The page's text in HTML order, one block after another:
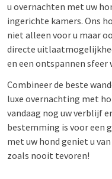
u overnachten met uw
ingerichte kamers. Ons
niet alleen voor u maar
directe
en een ontspannen sfeer
Combineer de beste
luxe overnachting met
vandaag nog uw verblijf
bestemming is voor een
met uw hond geniet u
zoals nooit tevoren!